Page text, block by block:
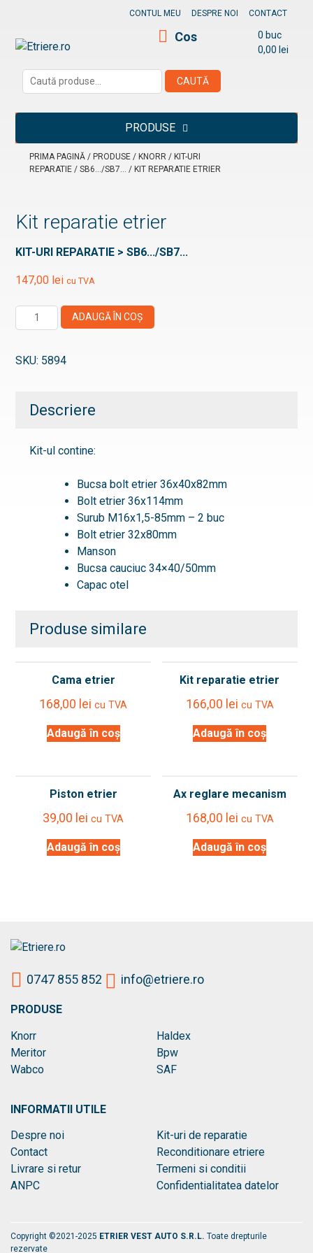
content
Etriere.ro
CONTUL MEU DESPRE NOI CONTACT
Caută
după:
CAUTĂ
Cos
0 buc
0,00 lei
PRODUSE
PRIMA PAGINĂ / PRODUSE / KNORR / KIT-URI
REPARATIE /SB6.../SB7... / KIT REPARATIE ETRIER
Kit reparatie etrier
KIT-URI REPARATIE > SB6.../SB7...
147,00 lei cu TVA
Cantitate
Kit
etrier
ADAUGĂ ÎN COȘ
SKU: 5894
Descriere
Kit-ul contine:
Bucsa bolt etrier 36x40x82mm
Bolt etrier 36x114mm
Surub M16x1,5-85mm – 2 buc
Bolt etrier 32x80mm
Manson
Bucsa cauciuc 34×40/50mm
Capac otel
Produse similare
Cama etrier
168,00 lei cu TVA
Adaugă în coș
Kit reparatie etrier
166,00 lei cu TVA
Adaugă în coș
Piston etrier
39,00 lei cu TVA
Adaugă în coș
Ax reglare mecanism
168,00 lei cu TVA
Adaugă în coș
0747 855 852 info@etriere.ro
PRODUSE
Knorr
Haldex
Meritor
Bpw
Wabco
SAF
INFORMATII UTILE
Despre noi
Kit-uri de reparatie
Contact
Reconditionare etriere
Livrare si retur
Termeni si conditii
ANPC
Confidentialitatea datelor
Copyright ©2021-2025 ETRIER VEST AUTO S.R.L. Toate drepturile
rezervate